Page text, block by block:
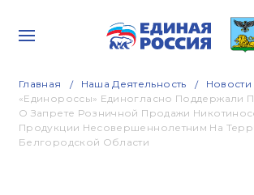
Главная Наша Деятельность
Новости
«Единороссы» Единогласно Поддержали
О Запрете Розничной Продажи
Продукции Несовершеннолетним На
Белгородской Области